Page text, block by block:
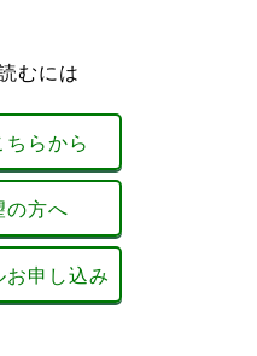
むには
ちらから
の方へ
お申し込み